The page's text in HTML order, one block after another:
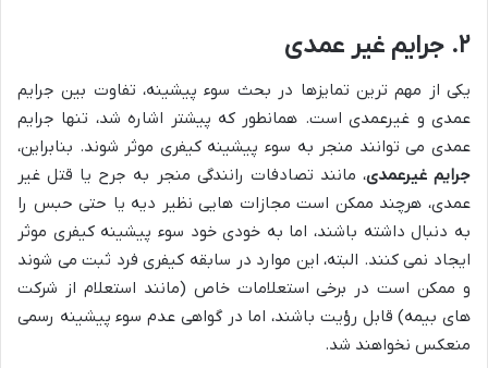
۲. جرایم غیر عمدی
یکی از مهم ترین تمایزها در بحث سوء پیشینه، تفاوت بین جرایم
عمدی و غیرعمدی است. همانطور که پیشتر اشاره شد، تنها جرایم
عمدی می توانند منجر به سوء پیشینه کیفری موثر شوند. بنابراین،
جرایم غیرعمدی، مانند تصادفات رانندگی منجر به جرح یا قتل غیر
عمدی، هرچند ممکن است مجازات هایی نظیر دیه یا حتی حبس را
به دنبال داشته باشند، اما به خودی خود سوء پیشینه کیفری موثر
ایجاد نمی کنند. البته، این موارد در سابقه کیفری فرد ثبت می شوند
و ممکن است در برخی استعلامات خاص (مانند استعلام از شرکت
های بیمه) قابل رؤیت باشند، اما در گواهی عدم سوء پیشینه رسمی
منعکس نخواهند شد.